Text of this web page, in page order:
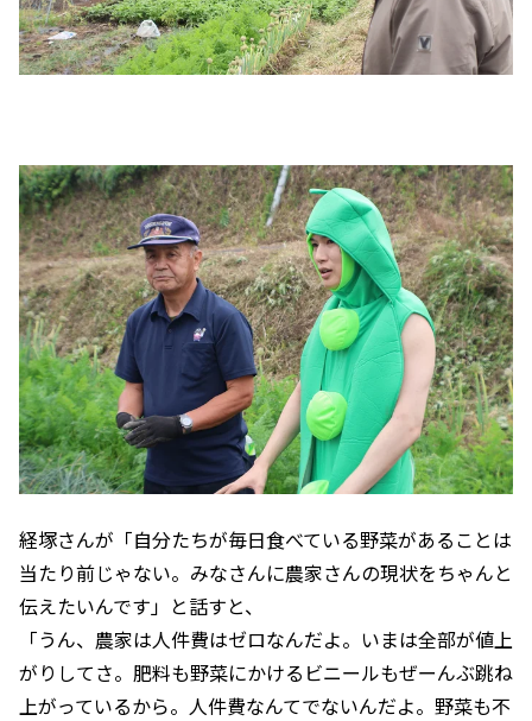
経塚さんが「自分たちが毎日食べている野菜があることは
当たり前じゃない。みなさんに農家さんの現状をちゃんと
伝えたいんです」と話すと、
「うん、農家は人件費はゼロなんだよ。いまは全部が値上
がりしてさ。肥料も野菜にかけるビニールもぜーんぶ跳ね
上がっているから。人件費なんてでないんだよ。野菜も不